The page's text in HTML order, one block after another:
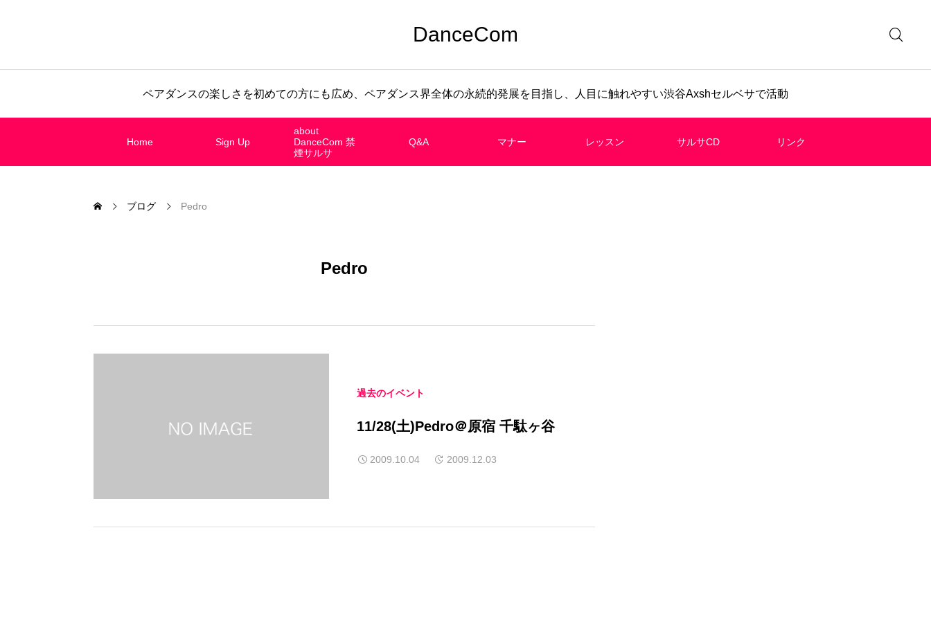
DanceCom
ペアダンスの楽しさを初めての方にも広め、ペアダンス界全体の永続的発展を目指し、人目に触れやすい渋谷Axshセルベサで活動
Home Sign Up
about
DanceCom 禁
煙サルサ
Q&A マナー レッスン サルサCD リンク
ブログ Pedro
Pedro
過去のイベント
11/28(土)Pedro＠原宿 千駄ヶ谷
2009.10.04 2009.12.03